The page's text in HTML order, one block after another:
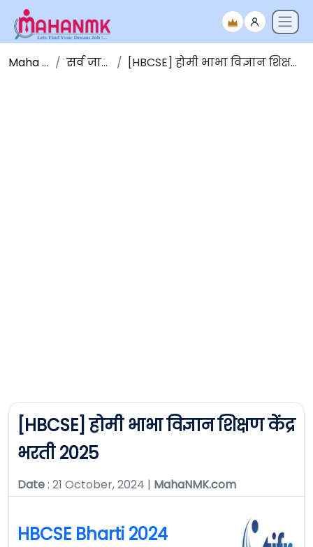
Maha NMK सर्व जाहिराती [HBCSE] होमी भाभा विज्ञान शिक्षण केंद्र भरती 2025
[HBCSE] होमी भाभा विज्ञान शिक्षण केंद्र
भरती 2025
Date: 21 October, 2024 | MahaNMK.com
HBCSE Bharti 2024